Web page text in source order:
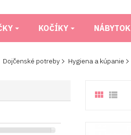
KOČÍKY NÁBYTOK
Dojčenské potreby Hygiena a kúpanie
 